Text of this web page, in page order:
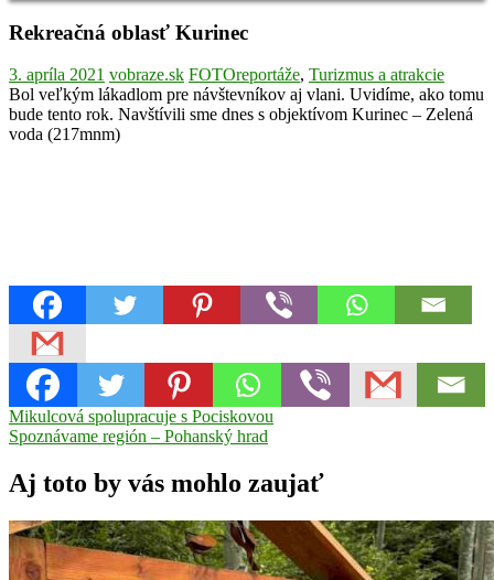
Rekreačná oblasť Kurinec
3. apríla 2021 vobraze.sk FOTOreportáže, Turizmus a atrakcie
Bol veľkým lákadlom pre návštevníkov aj vlani. Uvidíme, ako tomu
bude tento rok. Navštívili sme dnes s objektívom Kurinec – Zelená
voda (217mnm)
KurinecRekreačná
oblasťRimavská
nádrž
Navigácia
v
článku
Previous
Post:
Mikulcová spolupracuje s Pociskovou
Next
Spoznávame región – Pohanský hrad
Aj toto by vás mohlo zaujať